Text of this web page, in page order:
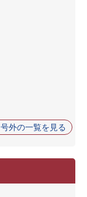
号外の一覧を見る